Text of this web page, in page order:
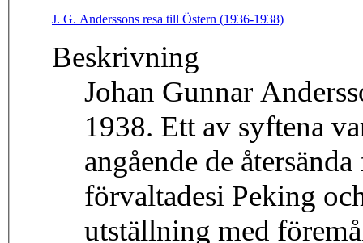
J. G. Anderssons resa till Östern (1936-1938)
Beskrivning
Johan Gunnar
1938. Ett av syftena
angående de
förvaltadesi Peking
utställning med